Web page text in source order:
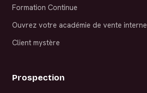
Formation Continue
Ouvrez votre académie de vente interne
Client mystère
Prospection